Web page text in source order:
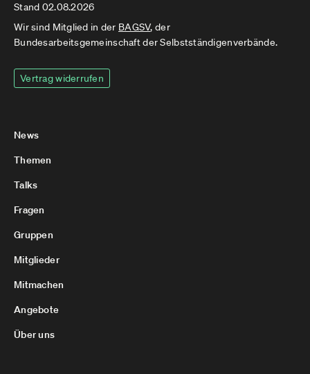
Stand 02.08.2026
Wir sind Mitglied in der BAGSV, der
Bundesarbeitsgemeinschaft der Selbstständigenverbände.
Vertrag widerrufen
News
Themen
Talks
Fragen
Gruppen
Mitglieder
Mitmachen
Angebote
Über uns